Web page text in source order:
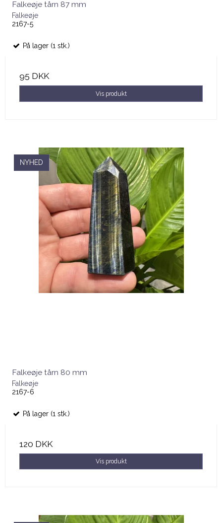
Falkeøje tårn 87 mm
Falkeøje
2167-5
På lager (1 stk.)
95 DKK
Vis produkt
NYHED
Falkeøje tårn 80 mm
Falkeøje
2167-6
På lager (1 stk.)
120 DKK
Vis produkt